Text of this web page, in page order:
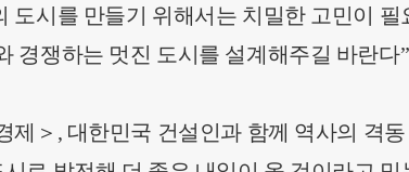
도시를 만들기 위해서는 치밀한 고민이
경쟁하는 멋진 도시를 설계해주길 바란다
제＞, 대한민국 건설인과 함께 역사의 격